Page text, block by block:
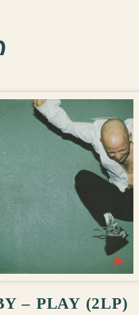
ᲓᲐᲛᲐᲢᲔᲑᲐ
– PLAY (2LP)